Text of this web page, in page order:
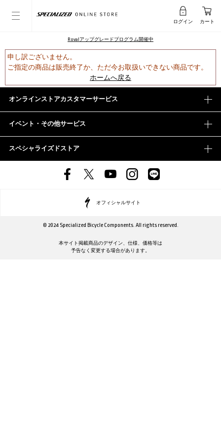
ログイン カート
Rovalアップグレードプログラム開催中
申し訳ございません。
ご指定の商品は販売終了か、ただ今お取扱いできない商品です。
ホームへ戻る
オンラインストアカスタマーサービス
イベント・その他サービス
スペシャライズドストア
オフィシャルサイト
© 2024 Specialized Bicycle Components. All rights reserved.
本サイト掲載商品のデザイン、仕様、価格等は
予告なく変更する場合があります。